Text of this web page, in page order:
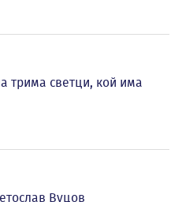
трима светци, кой има
Вуцов